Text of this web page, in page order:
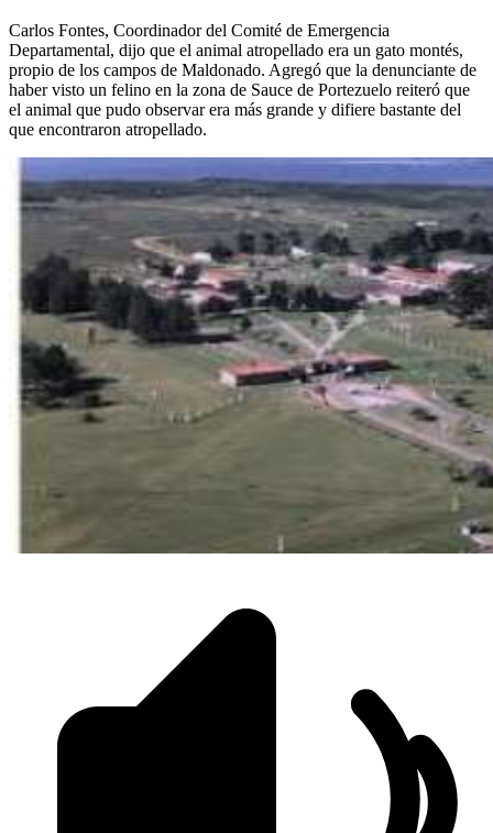
Carlos Fontes, Coordinador del Comité de Emergencia
Departamental, dijo que el animal atropellado era un gato montés,
propio de los campos de Maldonado. Agregó que la denunciante de
haber visto un felino en la zona de Sauce de Portezuelo reiteró que
el animal que pudo observar era más grande y difiere bastante del
que encontraron atropellado.